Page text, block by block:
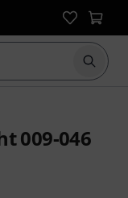
Suche
009-046
Kundenbewertungen